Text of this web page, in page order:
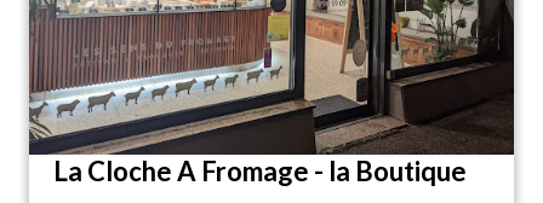
La Cloche A Fromage - la Boutique